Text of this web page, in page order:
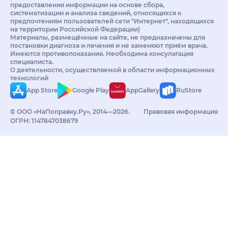
предоставления информации на основе сбора,
систематизации и анализа сведений, относящихся к
предпочтениям пользователей сети "Интернет", находящихся
на территории Российской Федерации)
Материалы, размещённые на сайте, не предназначены для
постановки диагноза и лечения и не заменяют приём врача.
Имеются противопоказания. Необходима консультация
специалиста.
О деятельности, осуществляемой в области информационных
технологий
App Store
Google Play AppGallery RuStore
© ООО «НаПоправку.Ру», 2014—2026.
ОГРН: 1147847038679
Правовая информация